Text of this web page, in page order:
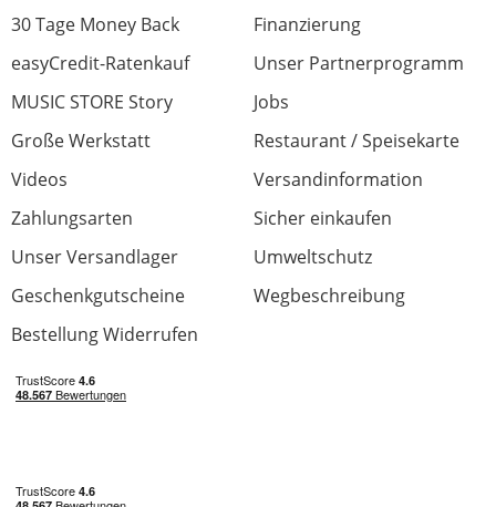
30 Tage Money Back
Finanzierung
easyCredit-Ratenkauf
Unser Partnerprogramm
MUSIC STORE Story
Jobs
Große Werkstatt
Restaurant / Speisekarte
Videos
Versandinformation
Zahlungsarten
Sicher einkaufen
Unser Versandlager
Umweltschutz
Geschenkgutscheine
Wegbeschreibung
Bestellung Widerrufen